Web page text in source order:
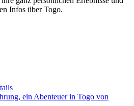
Infos über Togo.